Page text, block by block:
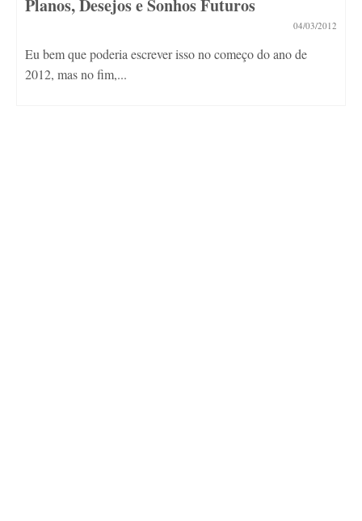
Planos, Desejos e Sonhos Futuros
04/03/2012
Eu bem que poderia escrever isso no começo do ano de
2012, mas no fim,...